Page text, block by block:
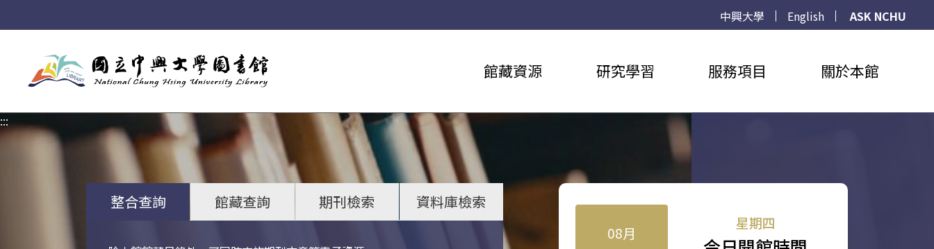
中興大學 English
ASK NCHU
館藏資源 研究學習 服務項目 關於本館
:::
整合查詢 館藏查詢 期刊檢索 資料庫檢索
08月
星期四